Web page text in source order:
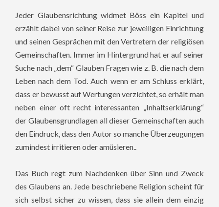
Jeder Glaubensrichtung widmet Böss ein Kapitel und
erzählt dabei von seiner Reise zur jeweiligen Einrichtung
und seinen Gesprächen mit den Vertretern der religiösen
Gemeinschaften. Immer im Hintergrund hat er auf seiner
Suche nach „dem“ Glauben Fragen wie z. B. die nach dem
Leben nach dem Tod. Auch wenn er am Schluss erklärt,
dass er bewusst auf Wertungen verzichtet, so erhält man
neben einer oft recht interessanten „Inhaltserklärung“
der Glaubensgrundlagen all dieser Gemeinschaften auch
den Eindruck, dass den Autor so manche Überzeugungen
zumindest irritieren oder amüsieren..
Das Buch regt zum Nachdenken über Sinn und Zweck
des Glaubens an. Jede beschriebene Religion scheint für
sich selbst sicher zu wissen, dass sie allein dem einzig